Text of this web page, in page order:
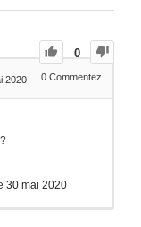
0
2020 0 Commentez
30 mai 2020